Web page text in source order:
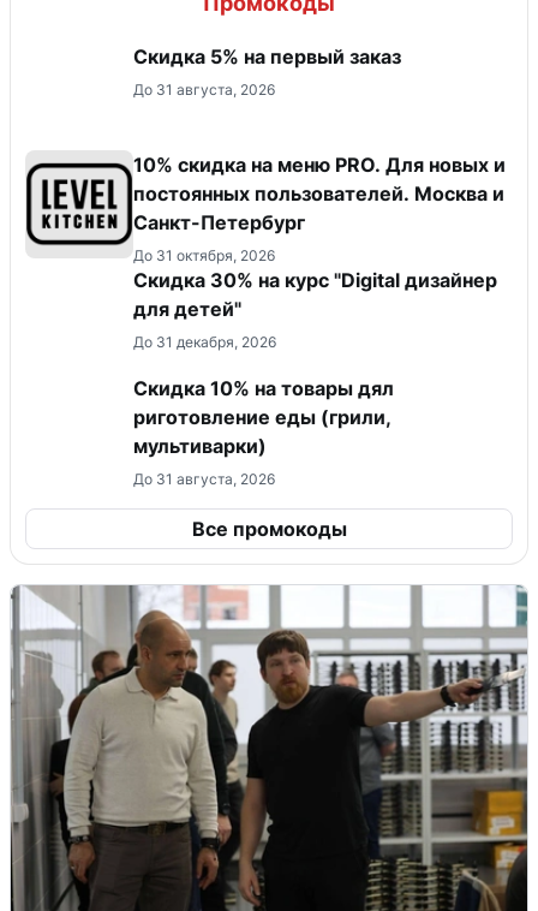
Скидка 5% на первый заказ
До 31 августа, 2026
10% скидка на меню PRO. Для новых и
постоянных пользователей. Москва и
Санкт-Петербург
До 31 октября, 2026
Скидка 30% на курс "Digital дизайнер
для детей"
До 31 декабря, 2026
Скидка 10% на товары дял
риготовление еды (грили,
мультиварки)
До 31 августа, 2026
Все промокоды